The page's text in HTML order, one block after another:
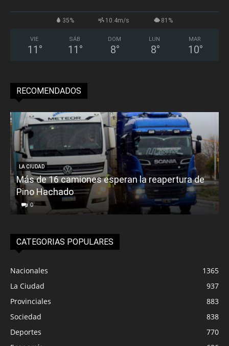
35% 10.4m/s 81%
VIE
11 °
SÁB
11 °
DOM
8°
LUN
8°
MAR
10°
RECOMENDADOS
LA CIUDAD
Más de 16 camiones esperan la reapertura de
Pino Hachado
0
CATEGORIAS POPULARES
Nacionales
1365
La Ciudad
937
Provinciales
883
Sociedad
838
Deportes
770